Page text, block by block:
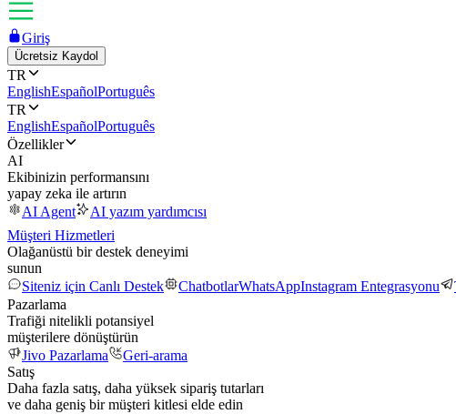
Giriş
Ücretsiz Kaydol
TR
EnglishEspañolPortuguês
TR
EnglishEspañolPortuguês
Özellikler
AI
Ekibinizin performansını
yapay zeka ile artırın
AI Agent
AI yazım yardımcısı
Müşteri Hizmetleri
Olağanüstü bir destek deneyimi
sunun
Siteniz için Canlı Destek
ChatbotlarWhatsAppInstagram Entegrasyonu
Pazarlama
Trafiği nitelikli potansiyel
müşterilere dönüştürün
Jivo Pazarlama
Geri-arama
Satış
Daha fazla satış, daha yüksek sipariş tutarları
ve daha geniş bir müşteri kitlesi elde edin